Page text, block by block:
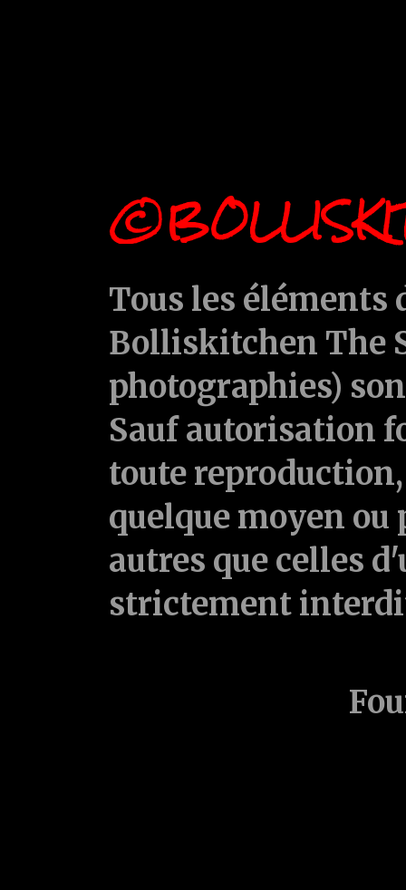
Tous les
Bolliskitchen The
photographies)
Sauf autorisation
toute
quelque moyen ou
autres que celles
strictement